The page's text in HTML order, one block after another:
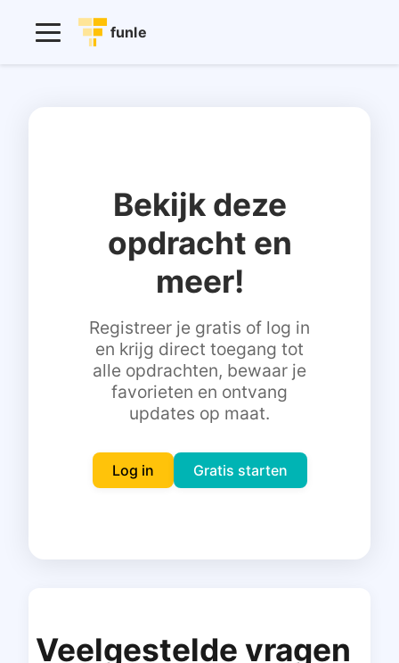
funle
Inloggen
Gratis starten
Bekijk deze
opdracht en
meer!
Registreer je gratis of log in
en krijg direct toegang tot
alle opdrachten, bewaar je
favorieten en ontvang
updates op maat.
Log in Gratis starten
Veelgestelde vragen